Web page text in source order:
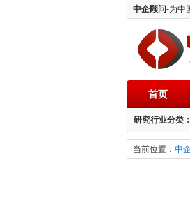
中企顾问-为中
中企顾问
首页
研究行业分类：
当前位置： 中